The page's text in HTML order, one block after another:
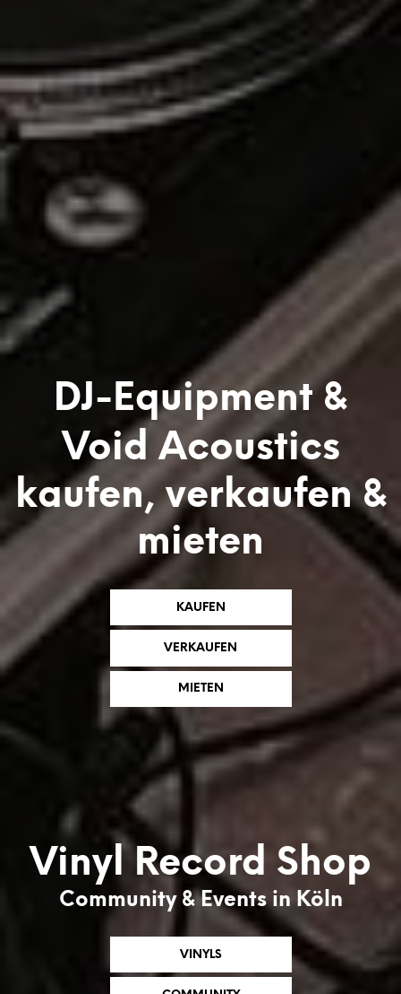
DJ-Equipment &
Void Acoustics
kaufen, verkaufen &
mieten
KAUFEN
VERKAUFEN
MIETEN
Vinyl Record Shop
Community & Events in Köln
VINYLS